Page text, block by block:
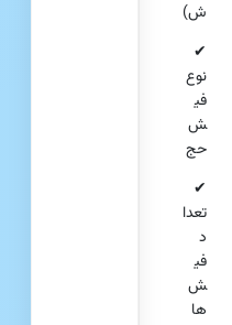
ش)
✔
نوع
فی
ش
حج
✔
تعدا
د
فی
ش‌
ها